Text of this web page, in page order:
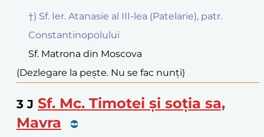
†) Sf. Ier. Atanasie al III-lea (Patelarie), patr.
Constantinopolului
Sf. Matrona din Moscova
(Dezlegare la pește. Nu se fac nunți)
3 J Sf. Mc. Timotei și soția sa,
Mavra